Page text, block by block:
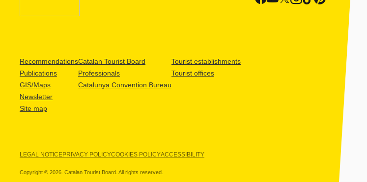
Recommendations
Publications
GIS/Maps
Newsletter
Site map
Catalan Tourist Board
Professionals
Catalunya Convention Bureau
Tourist establishments
Tourist offices
LEGAL NOTICEPRIVACY POLICYCOOKIES POLICYACCESSIBILITY
Copyright © 2026. Catalan Tourist Board. All rights reserved.